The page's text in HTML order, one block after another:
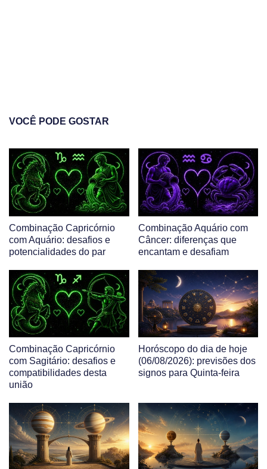
VOCÊ PODE GOSTAR
Combinação Capricórnio
com Aquário: desafios e
potencialidades do par
Combinação Aquário com
Câncer: diferenças que
encantam e desafiam
Combinação Capricórnio
com Sagitário: desafios e
compatibilidades desta
união
Horóscopo do dia de hoje
(06/08/2026): previsões dos
signos para Quinta-feira